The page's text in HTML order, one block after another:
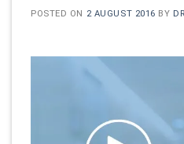
POSTED ON 2 AUGUST 2016 BY